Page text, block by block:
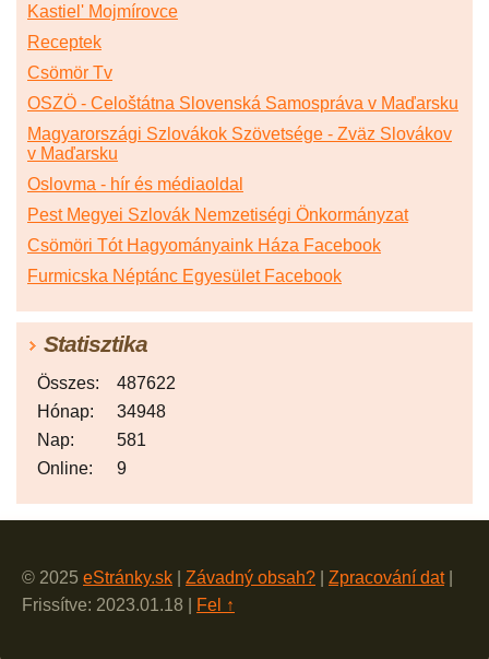
Kastiel' Mojmírovce
Receptek
Csömör Tv
OSZÖ - Celoštátna Slovenská Samospráva v Maďarsku
Magyarországi Szlovákok Szövetsége - Zväz Slovákov
v Maďarsku
Oslovma - hír és médiaoldal
Pest Megyei Szlovák Nemzetiségi Önkormányzat
Csömöri Tót Hagyományaink Háza Facebook
Furmicska Néptánc Egyesület Facebook
Statisztika
Online: 9
Összes:
487622
Hónap:
34948
Nap:
581
© 2025 eStránky.sk Závadný obsah? Zpracování dat|
Frissítve: 2023.01.18
Fel ↑